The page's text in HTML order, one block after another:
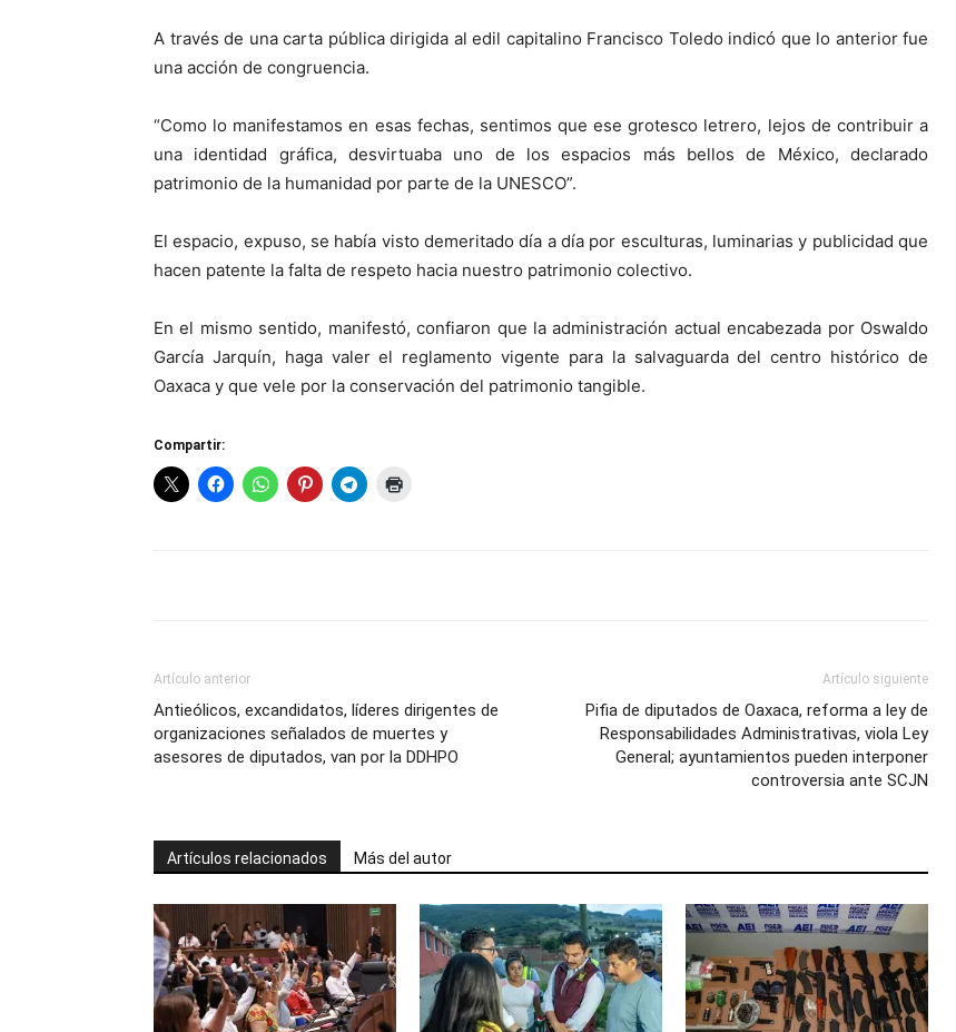
A través de una carta pública dirigida al edil capitalino Francisco Toledo indicó que lo anterior fue
una acción de congruencia.
“Como lo manifestamos en esas fechas, sentimos que ese grotesco letrero, lejos de contribuir a
una identidad gráfica, desvirtuaba uno de los espacios más bellos de México, declarado
patrimonio de la humanidad por parte de la UNESCO”.
El espacio, expuso, se había visto demeritado día a día por esculturas, luminarias y publicidad que
hacen patente la falta de respeto hacia nuestro patrimonio colectivo.
En el mismo sentido, manifestó, confiaron que la administración actual encabezada por Oswaldo
García Jarquín, haga valer el reglamento vigente para la salvaguarda del centro histórico de
Oaxaca y que vele por la conservación del patrimonio tangible.
Compartir:
Artículo anterior
Antieólicos, excandidatos, líderes dirigentes de
organizaciones señalados de muertes y
asesores de diputados, van por la DDHPO
Artículo siguiente
Pifia de diputados de Oaxaca, reforma a ley de
Responsabilidades Administrativas, viola Ley
General; ayuntamientos pueden interponer
controversia ante SCJN
Artículos relacionados Más del autor